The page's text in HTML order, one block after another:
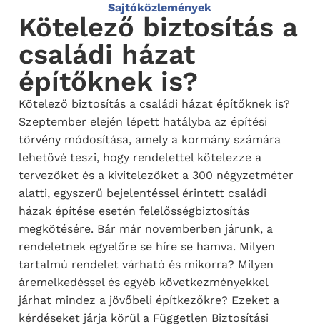
Sajtóközlemények
Kötelező biztosítás a
családi házat
építőknek is?
Kötelező biztosítás a családi házat építőknek is?
Szeptember elején lépett hatályba az építési
törvény módosítása, amely a kormány számára
lehetővé teszi, hogy rendelettel kötelezze a
tervezőket és a kivitelezőket a 300 négyzetméter
alatti, egyszerű bejelentéssel érintett családi
házak építése esetén felelősségbiztosítás
megkötésére. Bár már novemberben járunk, a
rendeletnek egyelőre se híre se hamva. Milyen
tartalmú rendelet várható és mikorra? Milyen
áremelkedéssel és egyéb következményekkel
járhat mindez a jövőbeli építkezőkre? Ezeket a
kérdéseket járja körül a Független Biztosítási